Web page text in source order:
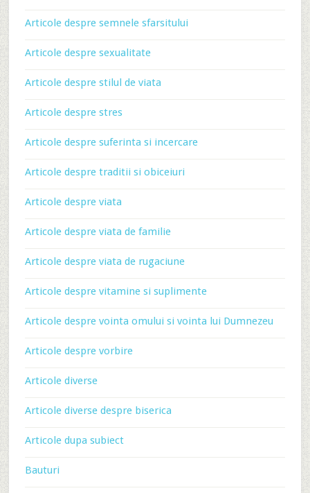
Articole despre semnele sfarsitului
Articole despre sexualitate
Articole despre stilul de viata
Articole despre stres
Articole despre suferinta si incercare
Articole despre traditii si obiceiuri
Articole despre viata
Articole despre viata de familie
Articole despre viata de rugaciune
Articole despre vitamine si suplimente
Articole despre vointa omului si vointa lui Dumnezeu
Articole despre vorbire
Articole diverse
Articole diverse despre biserica
Articole dupa subiect
Bauturi